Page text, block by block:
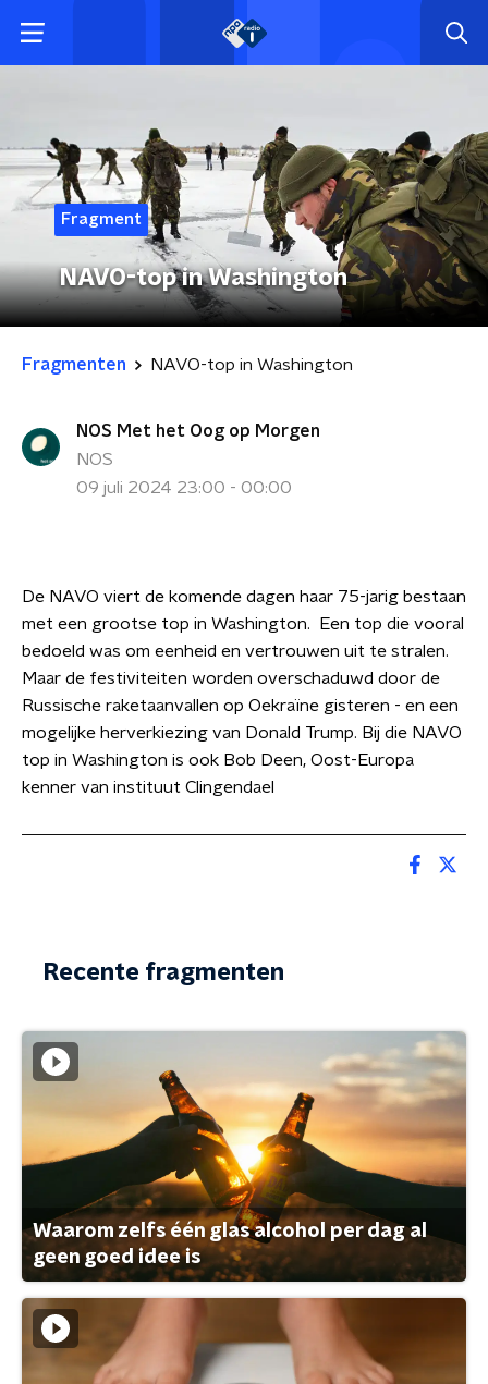
Fragment
NAVO-top in Washington
Fragmenten NAVO-top in Washington
NOS Met het Oog op Morgen
NOS
09 juli 2024 23:00 - 00:00
De NAVO viert de komende dagen haar 75-jarig bestaan
met een grootse top in Washington. Een top die vooral
bedoeld was om eenheid en vertrouwen uit te stralen.
Maar de festiviteiten worden overschaduwd door de
Russische raketaanvallen op Oekraïne gisteren - en een
mogelijke herverkiezing van Donald Trump. Bij die NAVO
top in Washington is ook Bob Deen, Oost-Europa
kenner van instituut Clingendael
Recente fragmenten
Waarom zelfs één glas alcohol per dag al
geen goed idee is